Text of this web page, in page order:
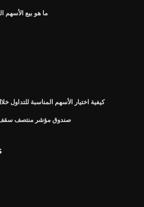
ما هو بيع الأسهم
كيفية اختيار الأسهم المناسبة للتداول
صندوق مؤشر منتصف سقف